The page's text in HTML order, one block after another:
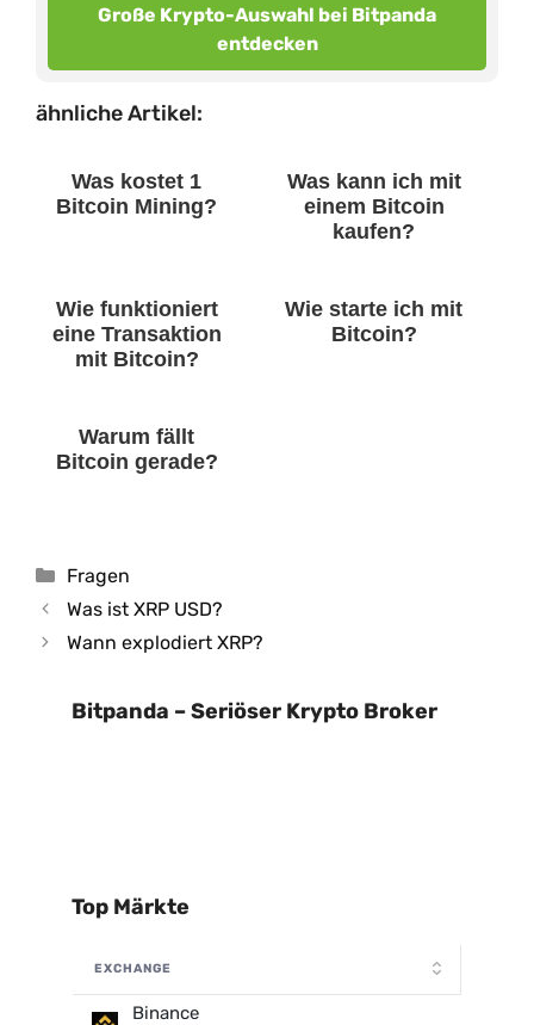
Große Krypto-Auswahl bei Bitpanda
entdecken
ähnliche Artikel:
Was kostet 1
Bitcoin Mining?
Was kann ich mit
einem Bitcoin
kaufen?
Wie funktioniert
eine Transaktion
mit Bitcoin?
Wie starte ich mit
Bitcoin?
Warum fällt
Bitcoin gerade?
Kategorien
Fragen
Was ist XRP USD?
Wann explodiert XRP?
Bitpanda – Seriöser Krypto Broker
Top Märkte
EXCHANGE
Binance